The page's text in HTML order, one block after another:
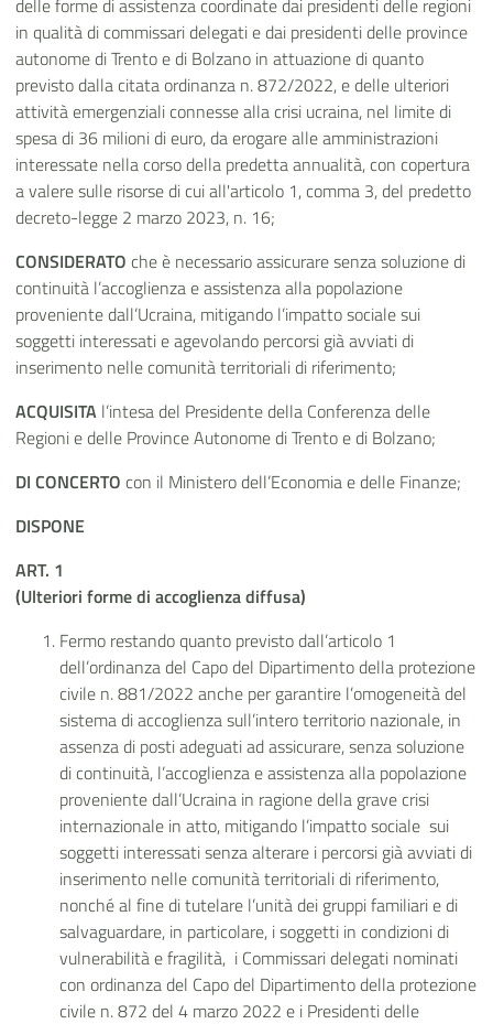
delle forme di assistenza coordinate dai presidenti delle regioni
in qualità di commissari delegati e dai presidenti delle province
autonome di Trento e di Bolzano in attuazione di quanto
previsto dalla citata ordinanza n. 872/2022, e delle ulteriori
attività emergenziali connesse alla crisi ucraina, nel limite di
spesa di 36 milioni di euro, da erogare alle amministrazioni
interessate nella corso della predetta annualità, con copertura
a valere sulle risorse di cui all'articolo 1, comma 3, del predetto
decreto-legge 2 marzo 2023, n. 16;
CONSIDERATO che è necessario assicurare senza soluzione di
continuità l’accoglienza e assistenza alla popolazione
proveniente dall’Ucraina, mitigando l’impatto sociale sui
soggetti interessati e agevolando percorsi già avviati di
inserimento nelle comunità territoriali di riferimento;
ACQUISITA l’intesa del Presidente della Conferenza delle
Regioni e delle Province Autonome di Trento e di Bolzano;
DI CONCERTO con il Ministero dell’Economia e delle Finanze;
DISPONE
ART. 1
(Ulteriori forme di accoglienza diffusa)
Fermo restando quanto previsto dall’articolo 1
dell’ordinanza del Capo del Dipartimento della protezione
civile n. 881/2022 anche per garantire l’omogeneità del
sistema di accoglienza sull’intero territorio nazionale, in
assenza di posti adeguati ad assicurare, senza soluzione
di continuità, l’accoglienza e assistenza alla popolazione
proveniente dall’Ucraina in ragione della grave crisi
internazionale in atto, mitigando l’impatto sociale sui
soggetti interessati senza alterare i percorsi già avviati di
inserimento nelle comunità territoriali di riferimento,
nonché al fine di tutelare l’unità dei gruppi familiari e di
salvaguardare, in particolare, i soggetti in condizioni di
vulnerabilità e fragilità, i Commissari delegati nominati
con ordinanza del Capo del Dipartimento della protezione
civile n. 872 del 4 marzo 2022 e i Presidenti delle